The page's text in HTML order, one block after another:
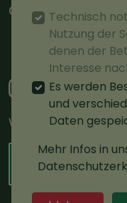
Technisch
Nutzung der
denen der
Interesse
Es werden
und
Daten
Mehr Infos in
Cookie-
Wir sind zerifiziert.